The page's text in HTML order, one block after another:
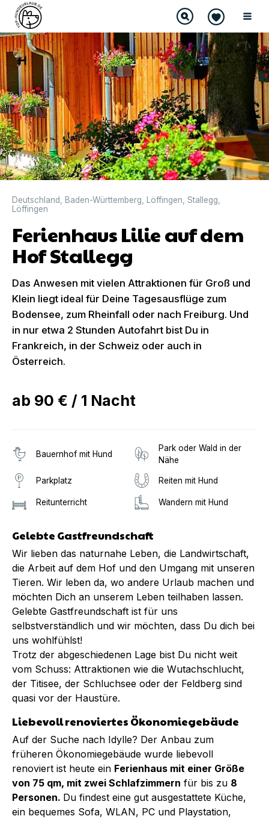
Deutschland Baden-Württemberg Löffingen Stallegg
Löffingen
Ferienhaus Lilie auf dem
Hof Stallegg
Das Anwesen mit vielen Attraktionen für Groß und
Klein liegt ideal für Deine Tagesausflüge zum
Bodensee, zum Rheinfall oder nach Freiburg. Und
in nur etwa 2 Stunden Autofahrt bist Du in
Frankreich, in der Schweiz oder auch in
Österreich.
ab 90 € / 1 Nacht
Bauernhof mit Hund
Park oder Wald in der
Nähe
Parkplatz Reiten mit Hund
Reitunterricht Wandern mit Hund
Gelebte Gastfreundschaft
Wir lieben das naturnahe Leben, die Landwirtschaft,
die Arbeit auf dem Hof und den Umgang mit unseren
Tieren. Wir leben da, wo andere Urlaub machen und
möchten Dich an unserem Leben teilhaben lassen.
Gelebte Gastfreundschaft ist für uns
selbstverständlich und wir möchten, dass Du dich bei
uns wohlfühlst!
Trotz der abgeschiedenen Lage bist Du nicht weit
vom Schuss: Attraktionen wie die Wutachschlucht,
der Titisee, der Schluchsee oder der Feldberg sind
quasi vor der Haustüre.
Liebevoll renoviertes Ökonomiegebäude
Auf der Suche nach Idylle? Der Anbau zum
früheren Ökonomiegebäude wurde liebevoll
renoviert ist heute ein Ferienhaus mit einer Größe
von 75 qm, mit zwei Schlafzimmern für bis zu 8
Personen. Du findest eine gut ausgestattete Küche,
ein bequemes Sofa, WLAN, PC und Playstation,